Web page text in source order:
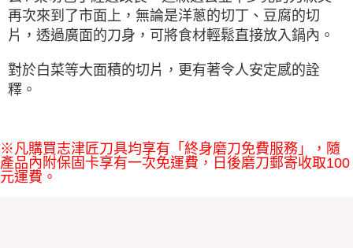
再次來到了市面上，無論是洋蔥的切丁、豆腐的切
片，透過廣面的刀身，可將食材輕鬆直接放入鍋內。
對於白菜等大面積的切片，更有著令人安定感的詮
釋。
※凡購買志津匠刀具均享有「終身磨刀免費服務」，隨
產品內附保固卡享有一次免運費，日後磨刀郵寄收取100
元運費。